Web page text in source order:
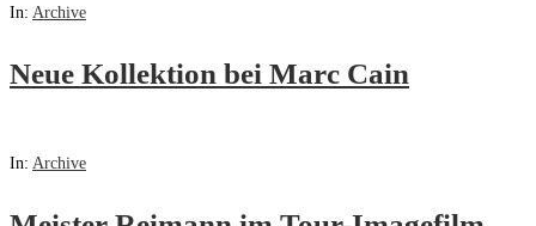
In: Archive
Neue Kollektion bei Marc Cain
In: Archive